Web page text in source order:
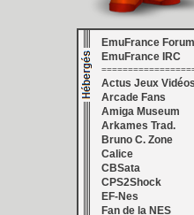
EmuFrance Forum
EmuFrance IRC
Actus Jeux Vidéos
Arcade Fans
Amiga Museum
Arkames Trad.
Bruno C. Zone
Calice
CBSata
CPS2Shock
EF-Nes
Fan de la NES